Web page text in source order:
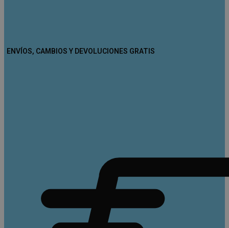
ENVÍOS, CAMBIOS Y DEVOLUCIONES GRATIS